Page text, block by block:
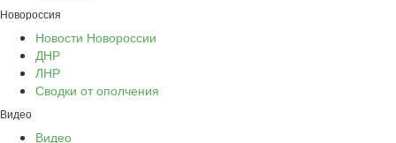
Новороссия
Новости Новороссии
ДНР
ЛНР
Сводки от ополчения
Видео
Видео